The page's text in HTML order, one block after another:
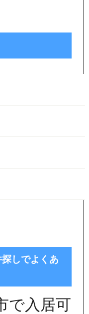
しでよくあ
で入居可